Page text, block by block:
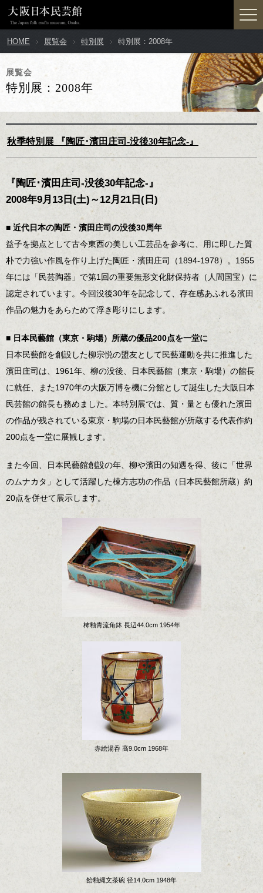
HOME 展覧会 特別展 特別展：2008年
展覧会
特別展：2008年
秋季特別展 『陶匠･濱田庄司-没後30年記念-』
『陶匠･濱田庄司-没後30年記念-』
2008年9月13日(土)～12月21日(日)
■ 近代日本の陶匠・濱田庄司の没後30周年
益子を拠点として古今東西の美しい工芸品を参考に、用に即した質
朴で力強い作風を作り上げた陶匠・濱田庄司（1894-1978）。1955
年には「民芸陶器」で第1回の重要無形文化財保持者（人間国宝）に
認定されています。今回没後30年を記念して、存在感あふれる濱田
作品の魅力をあらためて浮き彫りにします。
■ 日本民藝館（東京・駒場）所蔵の優品200点を一堂に
日本民藝館を創設した柳宗悦の盟友として民藝運動を共に推進した
濱田庄司は、1961年、柳の没後、日本民藝館（東京・駒場）の館長
に就任、また1970年の大阪万博を機に分館として誕生した大阪日本
民芸館の館長も務めました。本特別展では、質・量とも優れた濱田
の作品が残されている東京・駒場の日本民藝館が所蔵する代表作約
200点を一堂に展観します。
また今回、日本民藝館創設の年、柳や濱田の知遇を得、後に「世界
のムナカタ」として活躍した棟方志功の作品（日本民藝館所蔵）約
20点を併せて展示します。
柿釉青流角鉢 長辺44.0cm 1954年
赤絵湯呑 高9.0cm 1968年
飴釉縄文茶碗 径14.0cm 1948年